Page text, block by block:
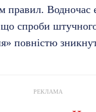
правил. Водночас
що спроби
повністю
РЕКЛАМА